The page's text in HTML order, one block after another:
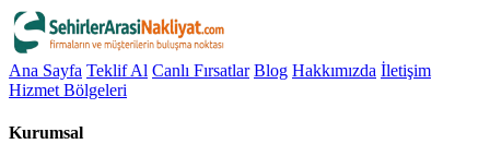
Ana Sayfa Teklif Al Canlı Fırsatlar Blog Hakkımızda İletişim
Hizmet Bölgeleri
Kurumsal